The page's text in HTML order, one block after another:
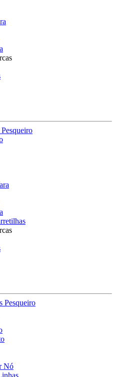
Pesqueiro
Nó